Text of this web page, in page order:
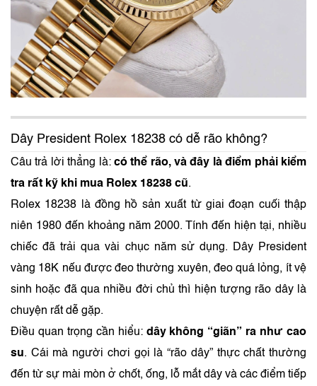
Dây President Rolex 18238 có dễ rão không?
Câu trả lời thẳng là: có thể rão, và đây là điểm phải kiểm
tra rất kỹ khi mua Rolex 18238 cũ.
Rolex 18238 là đồng hồ sản xuất từ giai đoạn cuối thập
niên 1980 đến khoảng năm 2000. Tính đến hiện tại, nhiều
chiếc đã trải qua vài chục năm sử dụng. Dây President
vàng 18K nếu được đeo thường xuyên, đeo quá lỏng, ít vệ
sinh hoặc đã qua nhiều đời chủ thì hiện tượng rão dây là
chuyện rất dễ gặp.
Điều quan trọng cần hiểu: dây không “giãn” ra như cao
su. Cái mà người chơi gọi là “rão dây” thực chất thường
đến từ sự mài mòn ở chốt, ống, lỗ mắt dây và các điểm tiếp